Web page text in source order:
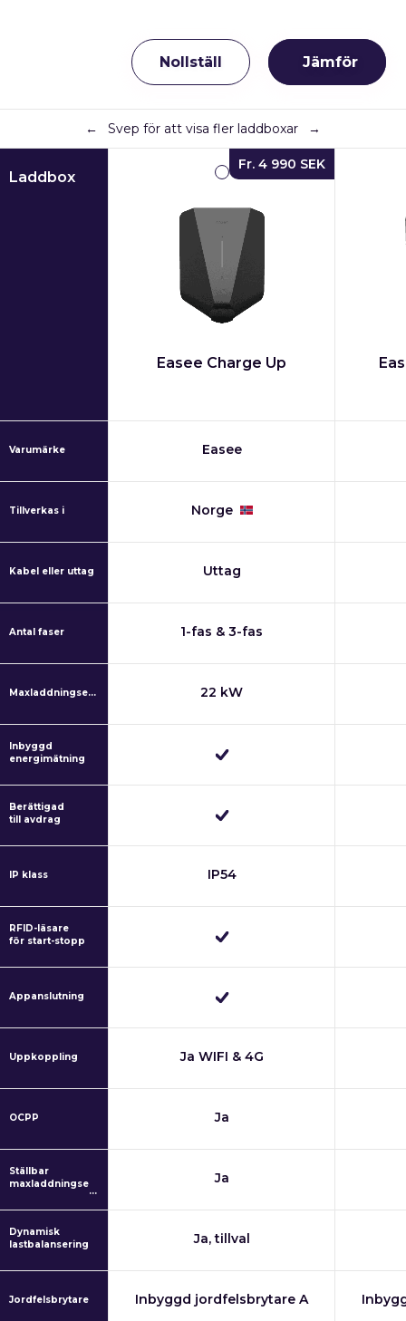
Nollställ Jämför
← Svep för att visa fler laddboxar →
Laddbox
Varumärke
Tillverkas i
Kabel eller uttag
Antal faser
Maxladdningseffekt
Inbyggd
energimätning
Berättigad
till avdrag
IP klass
RFID-läsare
för start-stopp
Appanslutning
Uppkoppling
OCPP
Ställbar
maxladdningseffekt
Dynamisk
lastbalansering
Jordfelsbrytare
Easee Charge Up
Fr. 4 990 SEK
Easee
Norge
Uttag
1-fas & 3-fas
22 kW
IP54
Ja WIFI & 4G
Ja
Ja
Ja, tillval
Inbyggd jordfelsbrytare A